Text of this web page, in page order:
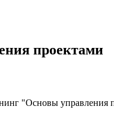
проектами
"Основы управления